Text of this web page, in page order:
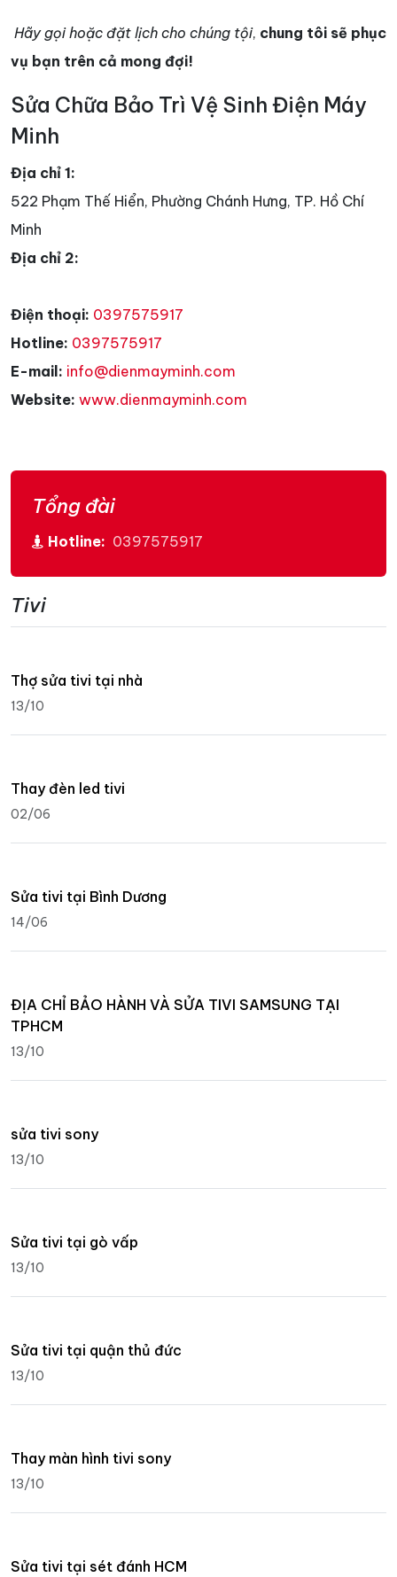
Hãy gọi hoặc đặt lịch cho chúng tội, chung tôi sẽ phục
vụ bạn trên cả mong đợi!
Sửa Chữa Bảo Trì Vệ Sinh Điện Máy
Minh
Địa chỉ 1:
522 Phạm Thế Hiển, Phường Chánh Hưng, TP. Hồ Chí
Minh
Địa chỉ 2:
Điện thoại: 0397575917
Hotline: 0397575917
E-mail: info@dienmayminh.com
Website: www.dienmayminh.com
Tổng đài
Hotline: 0397575917
Tivi
Thợ sửa tivi tại nhà
13/10
Thay đèn led tivi
02/06
Sửa tivi tại Bình Dương
14/06
ĐỊA CHỈ BẢO HÀNH VÀ SỬA TIVI SAMSUNG TẠI
TPHCM
13/10
sửa tivi sony
13/10
Sửa tivi tại gò vấp
13/10
Sửa tivi tại quận thủ đức
13/10
Thay màn hình tivi sony
13/10
Sửa tivi tại sét đánh HCM